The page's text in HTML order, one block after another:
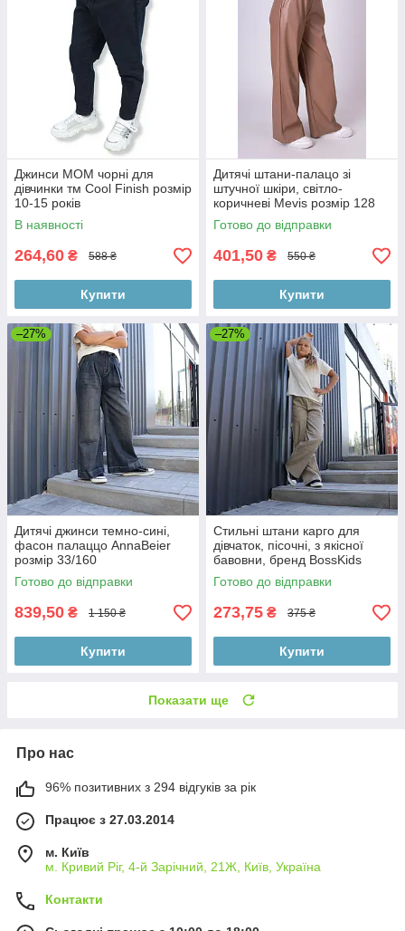
Джинси МОМ чорні для
дівчинки тм Cool Finish розмір
10-15 років
В наявності
264,60 ₴ 588 ₴
Купити
Дитячі штани-палацо зі
штучної шкіри, світло-
коричневі Mevis розмір 128
Готово до відправки
401,50 ₴ 550 ₴
Купити
–27%
Дитячі джинси темно-сині,
фасон палаццо AnnaBeier
розмір 33/160
Готово до відправки
839,50 ₴ 1 150 ₴
Купити
–27%
Стильні штани карго для
дівчаток, пісочні, з якісної
бавовни, бренд BossKids
розмір 146 см
Готово до відправки
273,75 ₴ 375 ₴
Купити
Показати ще
Про нас
96% позитивних з 294 відгуків за рік
Працює з 27.03.2014
м. Київ
м. Кривий Ріг, 4-й Зарічний, 21Ж, Київ, Україна
Контакти